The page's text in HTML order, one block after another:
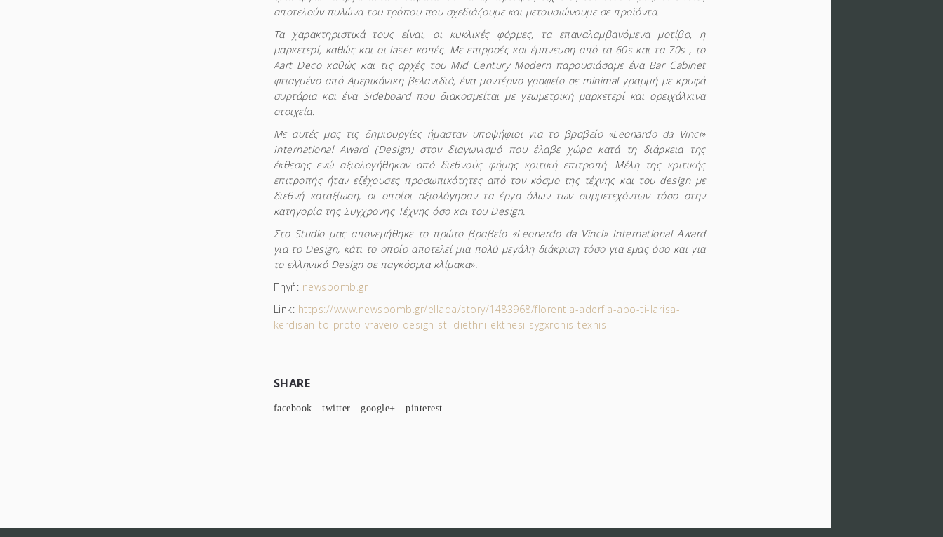
αποτελούν πυλώνα του τρόπου που σχεδιάζουμε και μετουσιώνουμε σε προϊόντα.
Τα χαρακτηριστικά τους είναι, οι κυκλικές φόρμες, τα επαναλαμβανόμενα μοτίβο, η
μαρκετερί, καθώς και οι laser κοπές. Με επιρροές και έμπνευση από τα 60s και τα 70s , το
Aart Deco καθώς και τις αρχές του Mid Century Modern παρουσιάσαμε ένα Bar Cabinet
φτιαγμένο από Αμερικάνικη βελανιδιά, ένα μοντέρνο γραφείο σε minimal γραμμή με κρυφά
συρτάρια και ένα Sideboard που διακοσμείται με γεωμετρική μαρκετερί και ορειχάλκινα
στοιχεία.
Με αυτές μας τις δημιουργίες ήμασταν υποψήφιοι για το βραβείο «Leonardo da Vinci»
International Award (Design) στον διαγωνισμό που έλαβε χώρα κατά τη διάρκεια της
έκθεσης ενώ αξιολογήθηκαν από διεθνούς φήμης κριτική επιτροπή. Μέλη της κριτικής
επιτροπής ήταν εξέχουσες προσωπικότητες από τον κόσμο της τέχνης και του design με
διεθνή καταξίωση, οι οποίοι αξιολόγησαν τα έργα όλων των συμμετεχόντων τόσο στην
κατηγορία της Συγχρονης Τέχνης όσο και του Design.
Στο Studio μας απονεμήθηκε το πρώτο βραβείο «Leonardo da Vinci» International Award
για το Design, κάτι το οποίο αποτελεί μια πολύ μεγάλη διάκριση τόσο για εμας όσο και για
το ελληνικό Design σε παγκόσμια κλίμακα».
Πηγή: newsbomb.gr
Link: https://www.newsbomb.gr/ellada/story/1483968/florentia-aderfia-apo-ti-larisa-
kerdisan-to-proto-vraveio-design-sti-diethni-ekthesi-sygxronis-texnis
SHARE
facebook twitter google+ pinterest